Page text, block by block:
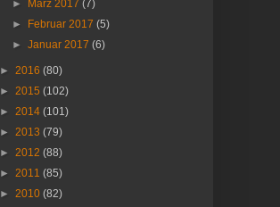
►
März 2017(7)
►
Februar 2017(5)
►Januar 2017(6)
► 2016 (80)
► 2015 (102)
► 2014 (101)
► 2013 (79)
► 2012 (88)
► 2011 (85)
► 2010 (82)